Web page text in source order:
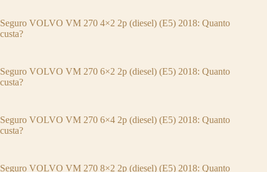
Seguro VOLVO VM 270 4×2 2p (diesel) (E5) 2018: Quanto
custa?
Seguro VOLVO VM 270 6×2 2p (diesel) (E5) 2018: Quanto
custa?
Seguro VOLVO VM 270 6×4 2p (diesel) (E5) 2018: Quanto
custa?
Seguro VOLVO VM 270 8×2 2p (diesel) (E5) 2018: Quanto